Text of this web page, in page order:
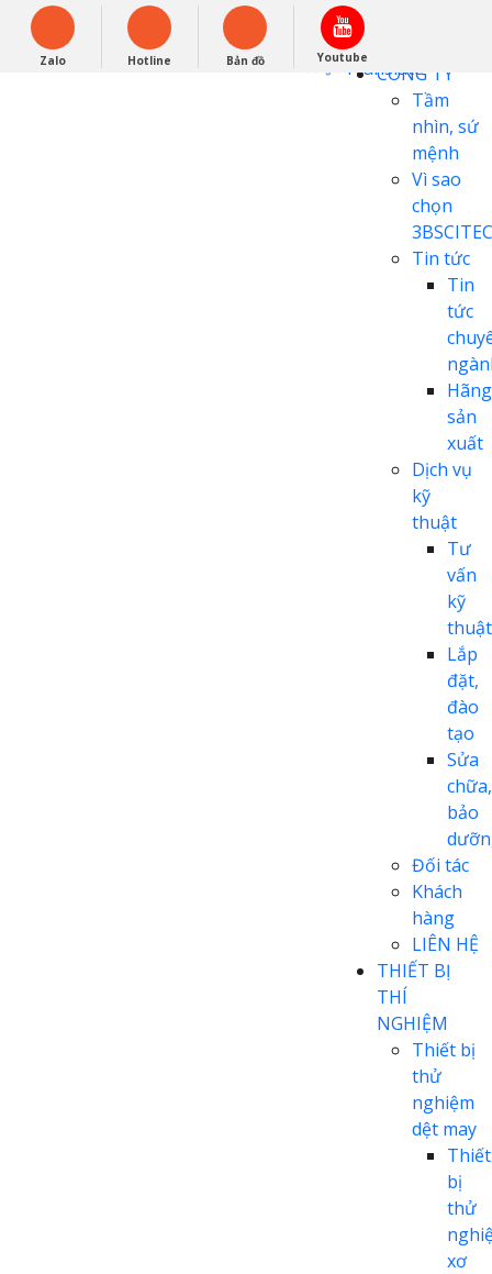
Powered by
Translate
English
0948279988
CÔNG TY
Tầm
nhìn, sứ
mệnh
Vì sao
chọn
Tin tức
Tin
tức
Hãng
sản
xuất
Dịch vụ
kỹ
thuật
Tư
vấn
kỹ
thuật
Lắp
đặt,
đào
tạo
Sửa
chữa,
bảo
Đối tác
Khách
hàng
LIÊN HỆ
THIẾT BỊ
THÍ
NGHIỆM
Thiết bị
thử
nghiệm
dệt may
Thiết
bị
thử
xơ
Zalo Hotline Bản đồ Youtube